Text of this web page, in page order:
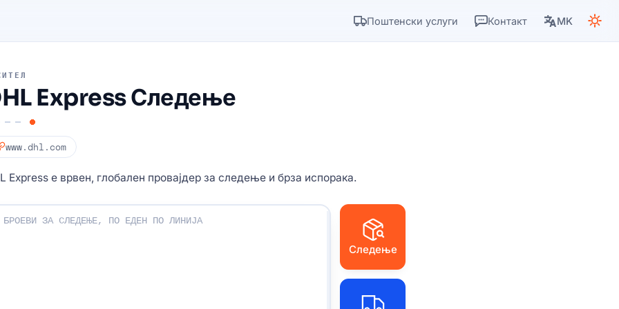
Поштенски услуги Контакт MK
Express Следење
www.dhl.com
Express е врвен, глобален провајдер за следење и брза испорака.
за следење:
Следење